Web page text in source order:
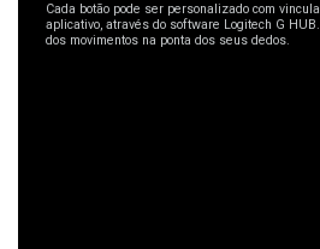
Cada botão pode ser personalizado com
aplicativo, através do software Logitech G
dos movimentos na ponta dos seus dedos.